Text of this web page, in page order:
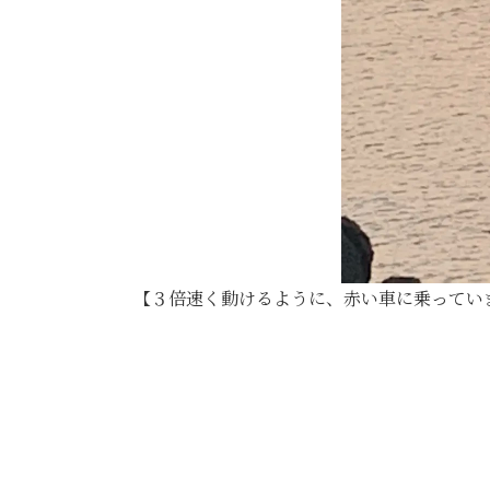
【３倍速く動けるように、赤い車に乗って